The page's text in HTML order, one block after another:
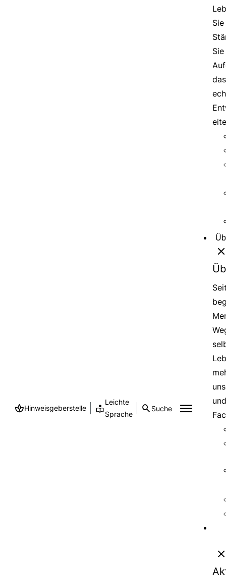
Hinweisgeberstelle
Leichte
Sprache
Suche